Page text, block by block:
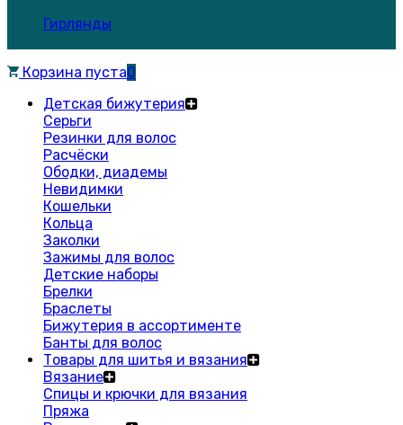
Гирлянды
Корзина пуста0
Детская бижутерия
Серьги
Резинки для волос
Расчёски
Ободки, диадемы
Невидимки
Кошельки
Кольца
Заколки
Зажимы для волос
Детские наборы
Брелки
Браслеты
Бижутерия в ассортименте
Банты для волос
Товары для шитья и вязания
Вязание
Спицы и крючки для вязания
Пряжа